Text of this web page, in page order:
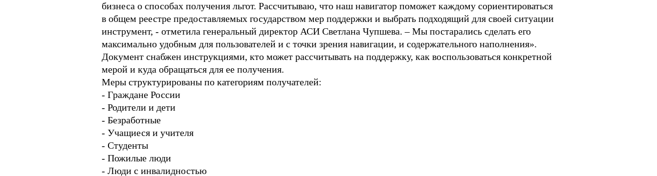
бизнеса о способах получения льгот. Рассчитываю, что наш навигатор поможет каждому сориентироваться
в общем реестре предоставляемых государством мер поддержки и выбрать подходящий для своей ситуации
инструмент, - отметила генеральный директор АСИ Светлана Чупшева. – Мы постарались сделать его
максимально удобным для пользователей и с точки зрения навигации, и содержательного наполнения».
Документ снабжен инструкциями, кто может рассчитывать на поддержку, как воспользоваться конкретной
мерой и куда обращаться для ее получения.
Меры структурированы по категориям получателей:
- Граждане России
- Родители и дети
- Безработные
- Учащиеся и учителя
- Студенты
- Пожилые люди
- Люди с инвалидностью